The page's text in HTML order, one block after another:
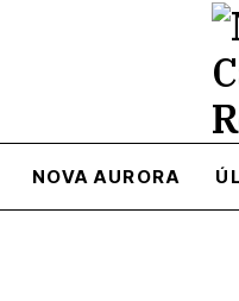
NOVA AURORA